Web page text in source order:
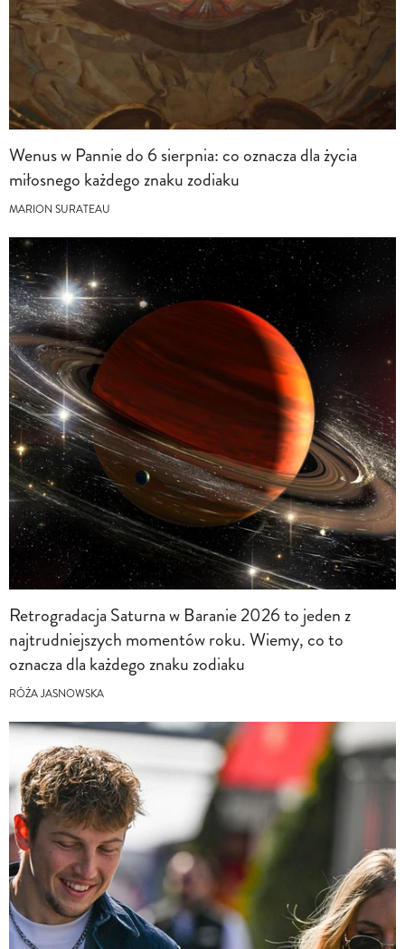
Wenus w Pannie do 6 sierpnia: co oznacza dla życia
miłosnego każdego znaku zodiaku
MARION SURATEAU
Retrogradacja Saturna w Baranie 2026 to jeden z
najtrudniejszych momentów roku. Wiemy, co to
oznacza dla każdego znaku zodiaku
RÓŻA JASNOWSKA